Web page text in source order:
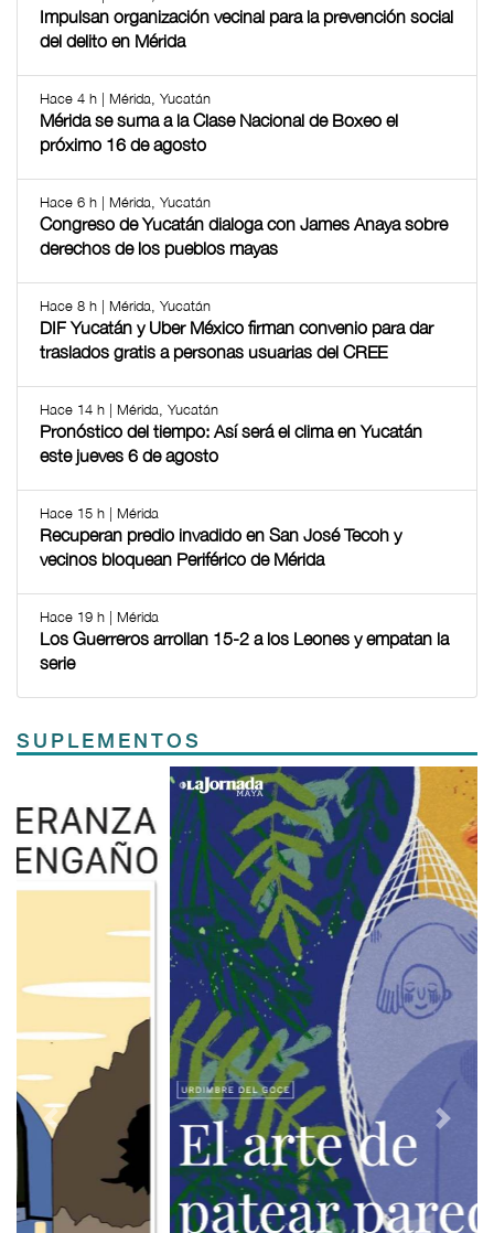
Impulsan organización vecinal para la prevención social
del delito en Mérida
Hace 4 h | Mérida, Yucatán
Mérida se suma a la Clase Nacional de Boxeo el
próximo 16 de agosto
Hace 6 h | Mérida, Yucatán
Congreso de Yucatán dialoga con James Anaya sobre
derechos de los pueblos mayas
Hace 8 h | Mérida, Yucatán
DIF Yucatán y Uber México firman convenio para dar
traslados gratis a personas usuarias del CREE
Hace 14 h | Mérida, Yucatán
Pronóstico del tiempo: Así será el clima en Yucatán
este jueves 6 de agosto
Hace 15 h | Mérida
Recuperan predio invadido en San José Tecoh y
vecinos bloquean Periférico de Mérida
Hace 19 h | Mérida
Los Guerreros arrollan 15-2 a los Leones y empatan la
serie
SUPLEMENTOS
Previous Next